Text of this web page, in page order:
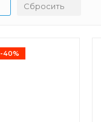
Сбросить
-40%